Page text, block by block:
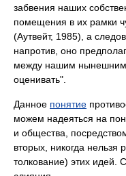
забвения наших
помещения в их рамки
(Аутвейт, 1985), а
напротив, оно
между нашим
оценивать".
Данное понятие
можем надеяться на
и общества,
вторых, никогда нельзя
толкование) этих идей.